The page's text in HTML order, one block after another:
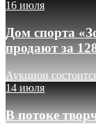
16 июля
Дом спорта
продают за
Аукцион
14 июля
В потоке